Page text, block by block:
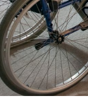
personas con
se sienten
Si contratas a
la reputación
apoyan estas
discapacidad a
puede aportar una
podrás acceder a